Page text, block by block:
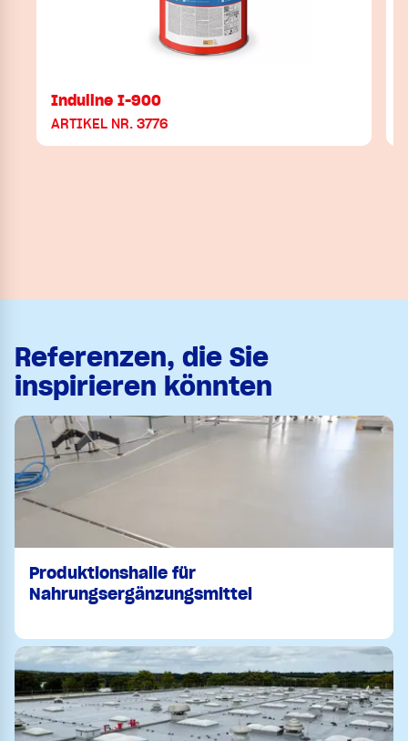
Induline I-900
ARTIKEL NR. 3776
Referenzen, die Sie
inspirieren könnten
Produktionshalle für
Nahrungsergänzungsmittel